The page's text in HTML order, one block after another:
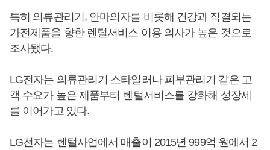
특히 의류관리기, 안마의자를 비롯해 건강과 직결되는
가전제품을 향한 렌털서비스 이용 의사가 높은 것으로
조사됐다.
LG전자는 의류관리기 스타일러나 피부관리기 같은 고
객 수요가 높은 제품부터 렌털서비스를 강화해 성장세
를 이어가고 있다.
LG전자는 렌털사업에서 매출이 2015년 999억 원에서 2